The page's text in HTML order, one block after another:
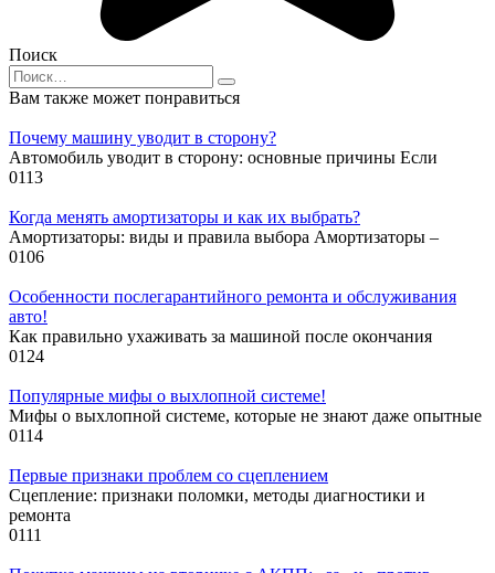
Поиск
Search
for:
Вам также может понравиться
Почему машину уводит в сторону?
Автомобиль уводит в сторону: основные причины Если
0113
Когда менять амортизаторы и как их выбрать?
Амортизаторы: виды и правила выбора Амортизаторы –
0106
Особенности послегарантийного ремонта и обслуживания
авто!
Как правильно ухаживать за машиной после окончания
0124
Популярные мифы о выхлопной системе!
Мифы о выхлопной системе, которые не знают даже опытные
0114
Первые признаки проблем со сцеплением
Сцепление: признаки поломки, методы диагностики и
ремонта
0111